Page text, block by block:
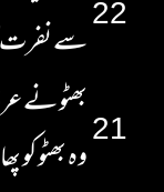
22
سے نفرت
21
بھٹو نے
وہ بھٹو